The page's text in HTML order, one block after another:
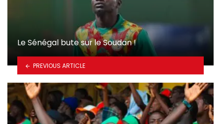
Le Sénégal bute sur le Soudan !
PREVIOUS ARTICLE